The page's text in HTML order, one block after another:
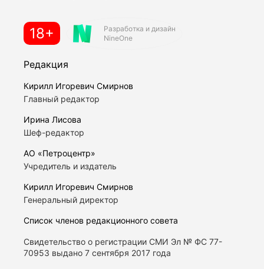
18+
Разработка и дизайн
NineOne
Редакция
Кирилл Игоревич Смирнов
Главный редактор
Ирина Лисова
Шеф-редактор
АО «Петроцентр»
Учредитель и издатель
Кирилл Игоревич Смирнов
Генеральный директор
Список членов редакционного совета
Свидетельство о регистрации СМИ Эл № ФС 77-
70953 выдано 7 сентября 2017 года